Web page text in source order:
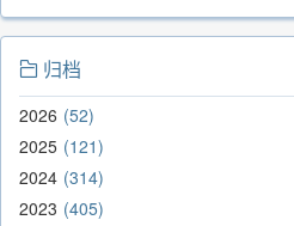
归档
2026 52
2025 121
2024 314
2023 405